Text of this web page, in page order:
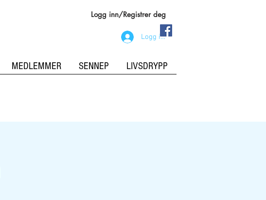
Logg inn/Registrer deg
Logg inn
MEDLEMMER SENNEP LIVSDRYPP